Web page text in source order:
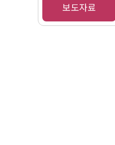
보도자료